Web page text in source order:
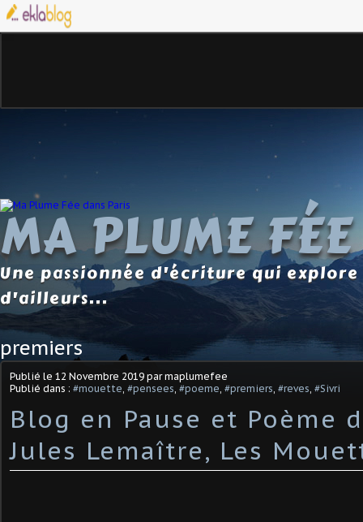
MA PLUME
Une passionnée d'écriture qui
d'ailleurs...
premiers
Publié le 12 Novembre 2019 par maplumefee
Publié dans : #mouette #pensees #poeme #premiers #reves #Sivri
Blog en Pause et Poème
Jules Lemaître, Les